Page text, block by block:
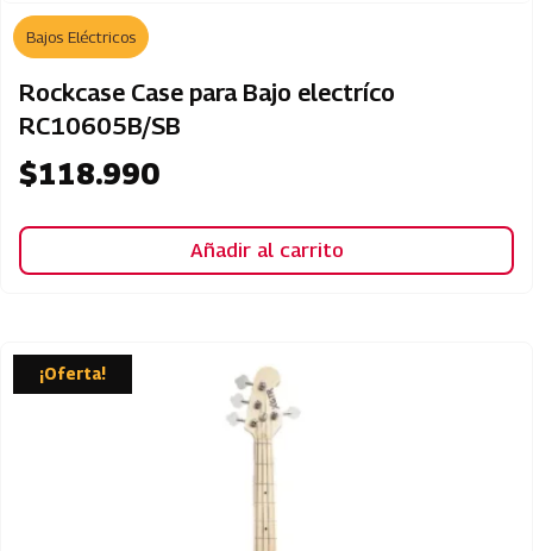
Bajos Eléctricos
Rockcase Case para Bajo electríco
RC10605B/SB
$118.990
Añadir al carrito
¡Oferta!